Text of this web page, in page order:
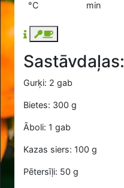
°C min
Sastāvdaļas:
Gurķi: 2 gab
Bietes: 300 g
Āboli: 1 gab
Kazas siers: 100 g
Pētersīļi: 50 g